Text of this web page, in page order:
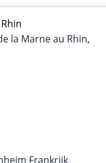
la Marne au Rhin,
Frankrijk